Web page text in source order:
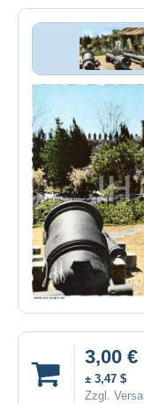
3,00 €
± 3,47 $
Zzgl.